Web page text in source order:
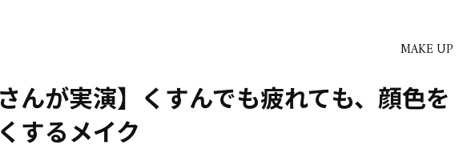
MAKE UP
んが実演】くすんでも疲れても、顔色を
するメイク